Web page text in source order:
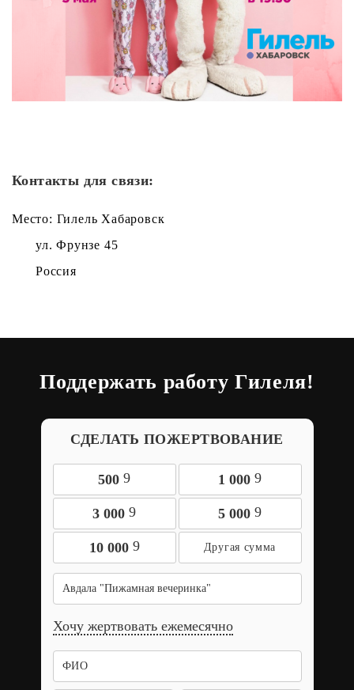
Контакты для связи:
Место: Гилель Хабаровск
ул. Фрунзе 45
Россия
Поддержать работу Гилеля!
СДЕЛАТЬ ПОЖЕРТВОВАНИЕ
500 9 1 000 9
3 000 9 5 000 9
10 000 9
Авдала "Пижамная вечеринка"
Хочу жертвовать ежемесячно